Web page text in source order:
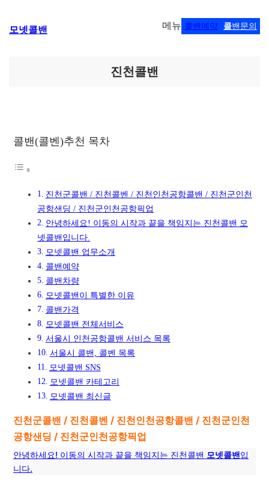
텐
모넷콜밴 메뉴 콜밴예약 콜밴문의
진천콜밴
콜밴(콜벤)추천 목차
진천군콜밴 / 진천콜벤 / 진천인천공항콜밴 / 진천군인천
공항샌딩 / 진천군인천공항픽업
안녕하세요! 이동의 시작과 끝을 책임지는 진천콜밴 모
넷콜밴입니다.
모넷콜밴 업무소개
콜밴예약
콜밴차량
모넷콜밴이 특별한 이유
콜밴가격
모넷콜밴 전체서비스
서울시 인천공항콜밴 서비스 목록
서울시 콜밴, 콜벤 목록
모넷콜밴 SNS
모넷콜밴 카테고리
모넷콜밴 최신글
진천군콜밴 / 진천콜벤 / 진천인천공항콜밴 / 진천군인천
공항샌딩 / 진천군인천공항픽업
안녕하세요! 이동의 시작과 끝을 책임지는 진천콜밴 모넷콜밴입
니다.